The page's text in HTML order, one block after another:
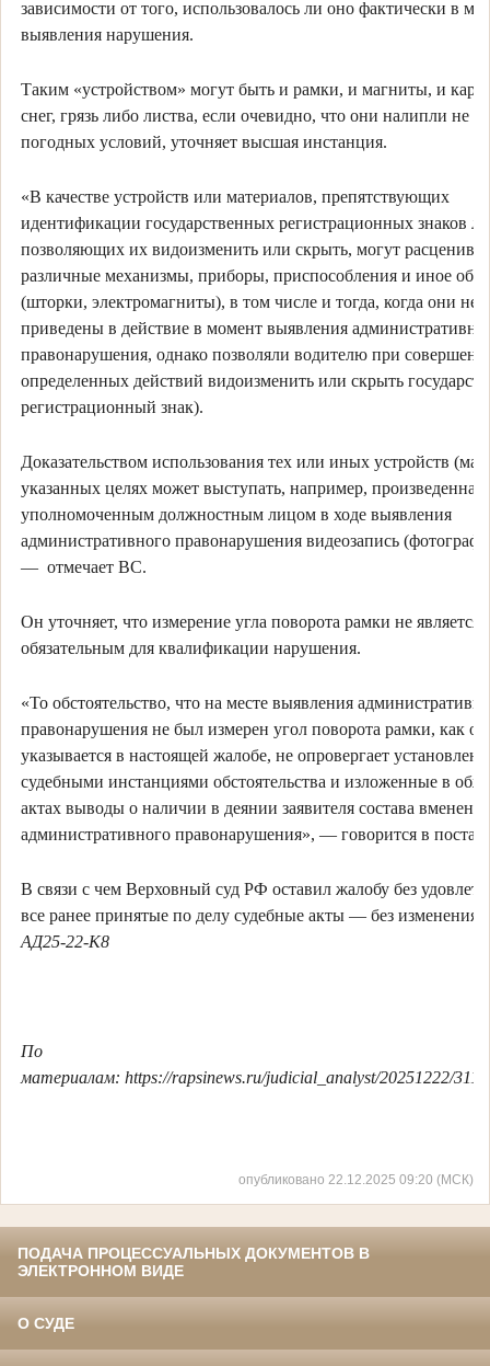
зависимости от того, использовалось ли оно фактически в
выявления нарушения.
Таким «устройством» могут быть и рамки, и магниты, и
снег, грязь либо листва, если очевидно, что они налипли не
погодных условий, уточняет высшая инстанция.
«В качестве устройств или материалов, препятствующих
идентификации государственных регистрационных знаков
позволяющих их видоизменить или скрыть, могут
различные механизмы, приборы, приспособления и иное
(шторки, электромагниты), в том числе и тогда, когда они не
приведены в действие в момент выявления
правонарушения, однако позволяли водителю при
определенных действий видоизменить или скрыть
регистрационный знак).
Доказательством использования тех или иных устройств
указанных целях может выступать, например, произведенная
уполномоченным должностным лицом в ходе выявления
административного правонарушения видеозапись
— отмечает ВС.
Он уточняет, что измерение угла поворота рамки не является
обязательным для квалификации нарушения.
«То обстоятельство, что на месте выявления
правонарушения не был измерен угол поворота рамки, как о
указывается в настоящей жалобе, не опровергает
судебными инстанциями обстоятельства и изложенные в
актах выводы о наличии в деянии заявителя состава
административного правонарушения», — говорится в
В связи с чем Верховный суд РФ оставил жалобу без
все ранее принятые по делу судебные акты — без изменения.
АД25-22-К8
По
материалам: https://rapsinews.ru/judicial_analyst/20251222/
опубликовано 22.12.2025 09:20 (МСК)
ПОДАЧА ПРОЦЕССУАЛЬНЫХ ДОКУМЕНТОВ В
ЭЛЕКТРОННОМ ВИДЕ
О СУДЕ